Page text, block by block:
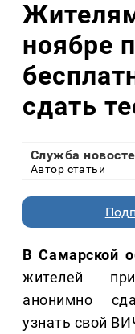
ноябре
сдать
Служба
Автор статьи
В Самарской
жителей
анонимно
узнать свой